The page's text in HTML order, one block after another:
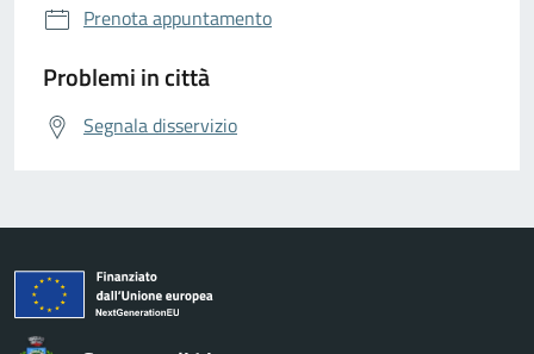
Prenota appuntamento
Problemi in città
Segnala disservizio